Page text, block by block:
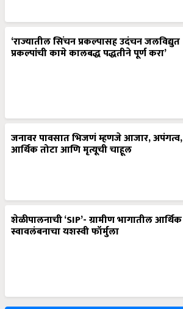
‘राज्यातील सिंचन प्रकल्पासह उदंचन जलविद्युत
प्रकल्पांची कामे कालबद्ध पद्धतीने पूर्ण करा’
जनावर पावसात भिजणं म्हणजे आजार, अपंगत्व,
आर्थिक तोटा आणि मृत्यूची चाहूल
शेळीपालनाची ‘SIP’- ग्रामीण भागातील आर्थिक
स्वावलंबनाचा यशस्वी फॉर्मुला